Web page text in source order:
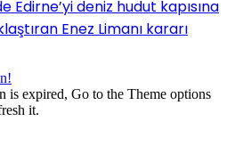
Edirne’yi deniz hudut kapısına
Enez Limanı kararı
is expired, Go to the Theme options
it.